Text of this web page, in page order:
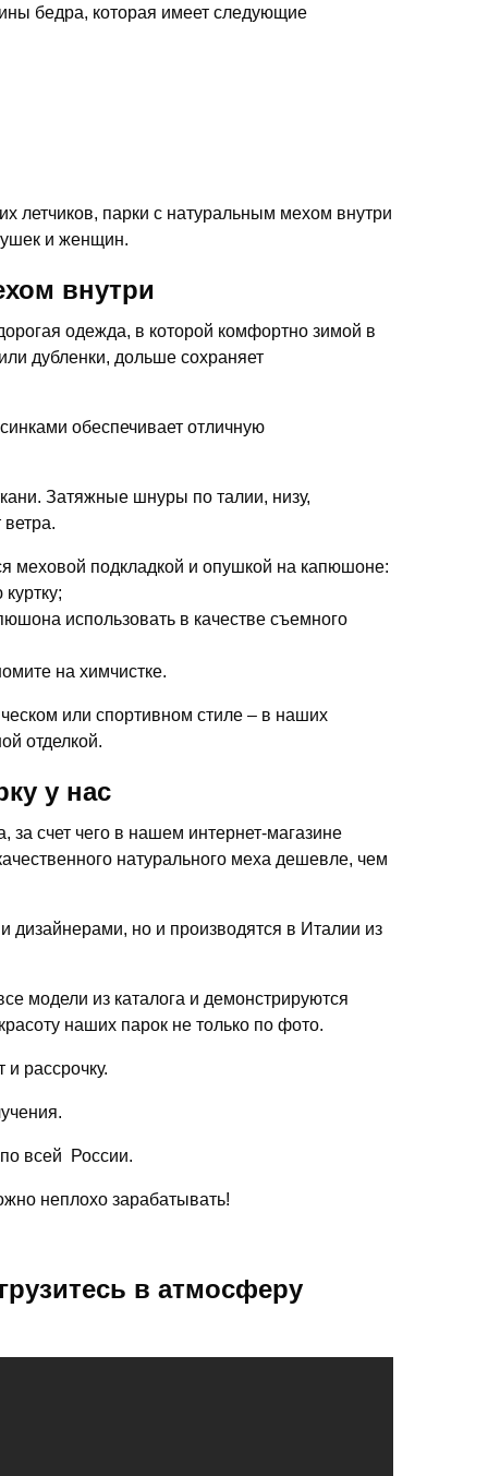
бедра, которая имеет следующие
летчиков, парки с натуральным мехом внутри
и женщин.
внутри
одежда, в которой комфортно зимой в
дубленки, дольше сохраняет
обеспечивает отличную
Затяжные шнуры по талии, низу,
меховой подкладкой и опушкой на капюшоне:
использовать в качестве съемного
на химчистке.
или спортивном стиле – в наших
отделкой.
у нас
счет чего в нашем интернет-магазине
натурального меха дешевле, чем
дизайнерами, но и производятся в Италии из
модели из каталога и демонстрируются
наших парок не только по фото.
рассрочку.
всей России.
неплохо зарабатывать!
в атмосферу